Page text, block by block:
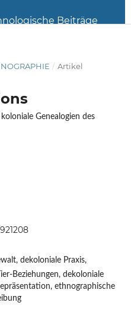
/ Artikel
Genealogien des
dekoloniale Praxis,
Beziehungen, dekoloniale
ethnographische